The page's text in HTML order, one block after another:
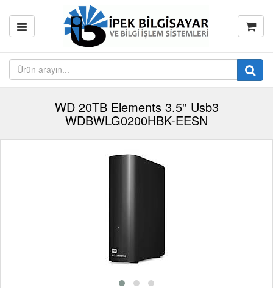
WD 20TB Elements 3.5'' Usb3
WDBWLG0200HBK-EESN